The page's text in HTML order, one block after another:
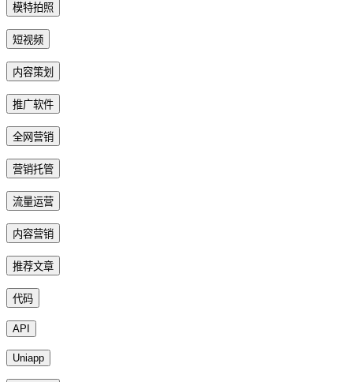
模特拍照
短视频
内容策划
推广软件
全网营销
营销托管
流量运营
内容营销
推荐文章
代码
API
Uniapp